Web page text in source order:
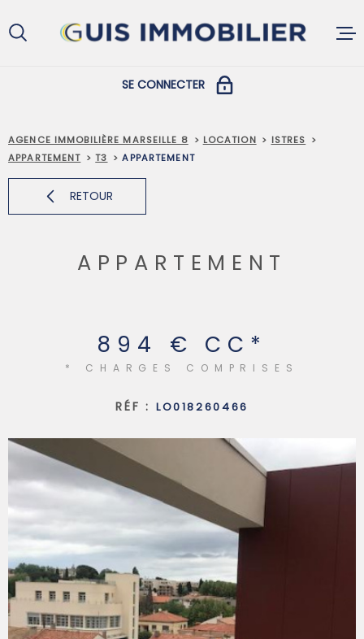
au
menu
au
contenu
QUI
SE CONNECTER
COPROPRIÉTAIRES
PROPRIÉTAIRES ET LOCATAIRES
AGENCE IMMOBILIÈRE MARSEILLE 8 LOCATION
ISTRES
APPARTEMENT
T3 APPARTEMENT
RETOUR
APPARTEMENT
894 € CC*
* CHARGES COMPRISES
RÉF : LO018260466